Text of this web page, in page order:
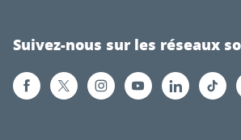
Suivez-nous sur les réseaux